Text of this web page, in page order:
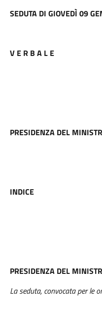
SEDUTA DI GIOVEDÌ 09
V E R B A L E
PRESIDENZA DEL
INDICE
PRESIDENZA DEL
La seduta, convocata per le